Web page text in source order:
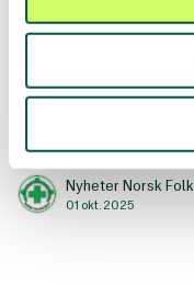
på skuldrene til
rettigheter vi i dag
abort, retten til et
tur og orden
aktivister får lov til
Nyheter Norsk
01 okt. 2025